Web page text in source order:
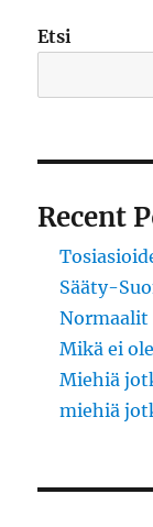
Etsi
Recent
Sääty-
Normaalit
Mikä ei
Miehiä
miehiä